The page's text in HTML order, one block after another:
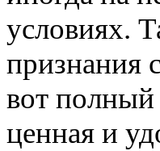
условиях.
признания
вот полный
ценная и